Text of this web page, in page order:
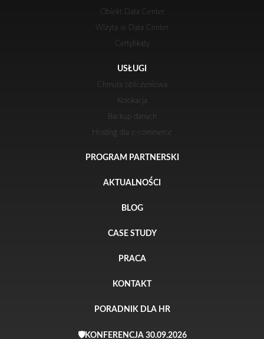
Obiekt Data Center
Wizyta w Data Center
Certyfikaty
USŁUGI
Chmura obliczeniowa
Kolokacja
Backup danych
Hosting dla e-commerce
PROGRAM PARTNERSKI
AKTUALNOŚCI
BLOG
CASE STUDY
PRACA
KONTAKT
PORADNIK DLA HR
🛡️KONFERENCJA 30.09.2026